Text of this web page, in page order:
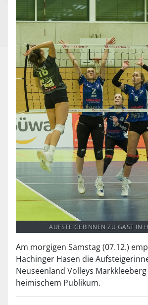
AUFSTEIGERINNEN ZU GAST IN
Am morgigen Samstag (07.12.)
Hachinger Hasen die
Neuseenland Volleys
heimischem Publikum.